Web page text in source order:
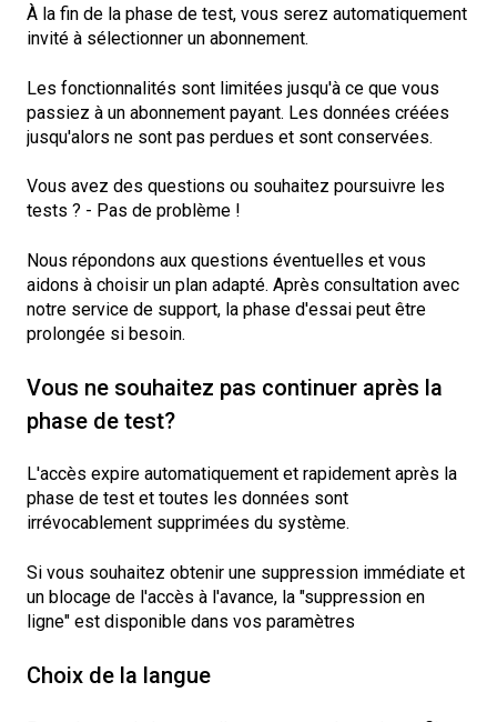
À la fin de la phase de test, vous serez automatiquement
invité à sélectionner un abonnement.
Les fonctionnalités sont limitées jusqu'à ce que vous
passiez à un abonnement payant. Les données créées
jusqu'alors ne sont pas perdues et sont conservées.
Vous avez des questions ou souhaitez poursuivre les
tests ? - Pas de problème !
Nous répondons aux questions éventuelles et vous
aidons à choisir un plan adapté. Après consultation avec
notre service de support, la phase d'essai peut être
prolongée si besoin.
Vous ne souhaitez pas continuer après la
phase de test?
L'accès expire automatiquement et rapidement après la
phase de test et toutes les données sont
irrévocablement supprimées du système.
Si vous souhaitez obtenir une suppression immédiate et
un blocage de l'accès à l'avance, la "suppression en
ligne" est disponible dans vos paramètres
Choix de la langue